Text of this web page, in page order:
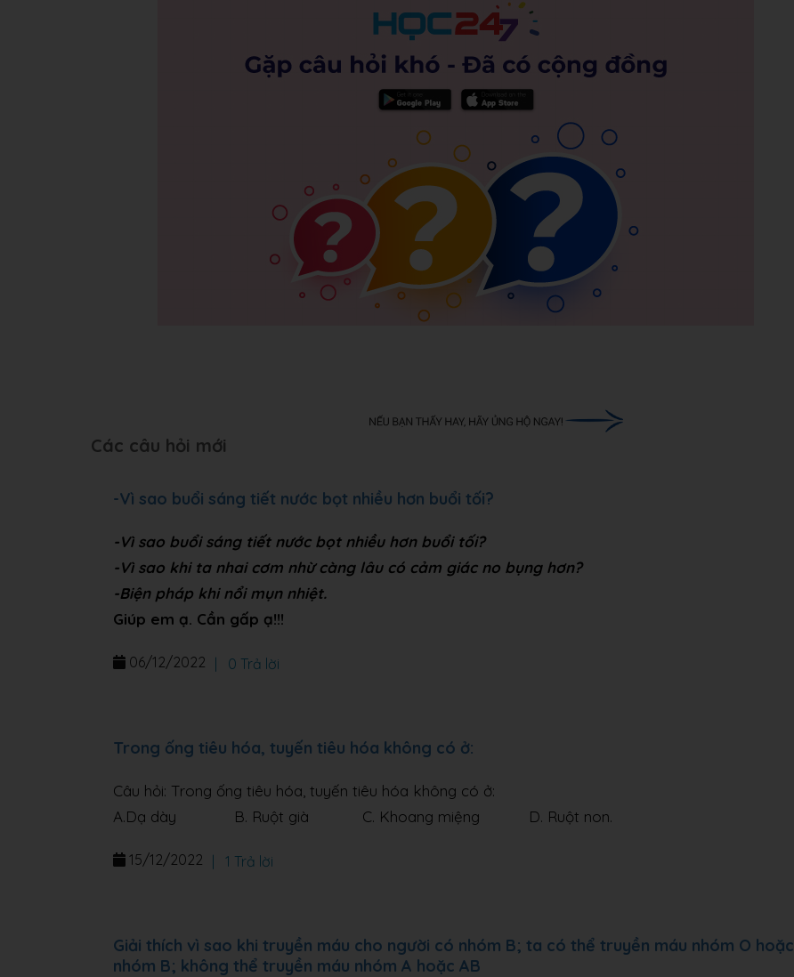
Các câu hỏi mới
-Vì sao buổi sáng tiết nước bọt nhiều hơn buổi tối?
-Vì sao buổi sáng tiết nước bọt nhiều hơn buổi tối?
-Vì sao khi ta nhai cơm nhừ càng lâu có cảm giác no bụng hơn?
-Biện pháp khi nổi mụn nhiệt.
Giúp em ạ. Cần gấp ạ!!!
06/12/2022 0 Trả lời
Trong ống tiêu hóa, tuyến tiêu hóa không có ở:
Câu hỏi: Trong ống tiêu hóa, tuyến tiêu hóa không có ở:
A.Dạ dày B. Ruột già C. Khoang miệng D. Ruột non.
15/12/2022 1 Trả lời
Giải thích vì sao khi truyền máu cho người có nhóm B; ta có thể truyền máu nhóm O hoặc
nhóm B; không thể truyền máu nhóm A hoặc AB